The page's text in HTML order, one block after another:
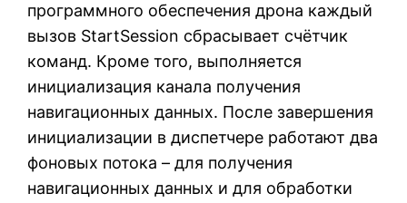
программного обеспечения дрона каждый
вызов StartSession сбрасывает счётчик
команд. Кроме того, выполняется
инициализация канала получения
навигационных данных. После завершения
инициализации в диспетчере работают два
фоновых потока – для получения
навигационных данных и для обработки